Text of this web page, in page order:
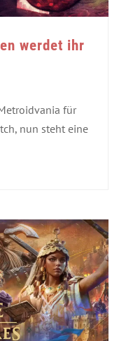
werdet ihr
für
nun steht eine